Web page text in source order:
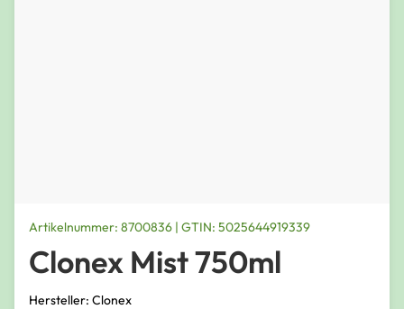
Artikelnummer: 8700836 | GTIN: 5025644919339
Clonex Mist 750ml
Hersteller: Clonex